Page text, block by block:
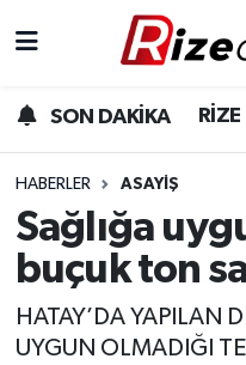
SON DAKİKA RİZE
HABERLER ASAYIŞ
Sağlığa
buçuk ton
HATAY’DA YAPILAN
UYGUN OLMADIĞI
Gündem
Yurttan Haberler
Ekonomi
Teknoloji
Rize Hava Durumu
Rize Trafik
Süper Lig Puan
Tüm Manşetler